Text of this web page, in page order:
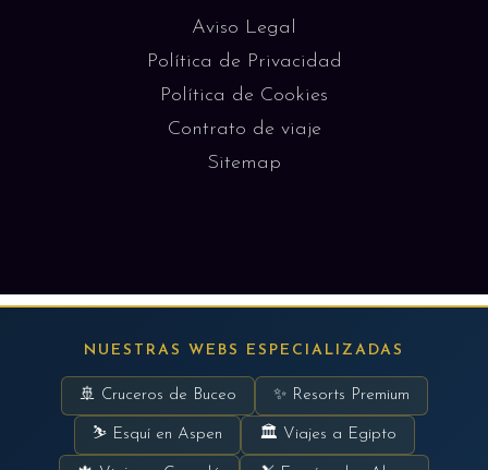
Aviso Legal
Política de Privacidad
Política de Cookies
Contrato de viaje
Sitemap
NUESTRAS WEBS ESPECIALIZADAS
🚢 Cruceros de Buceo ✨ Resorts Premium
⛷ Esquí en Aspen 🏛 Viajes a Egipto